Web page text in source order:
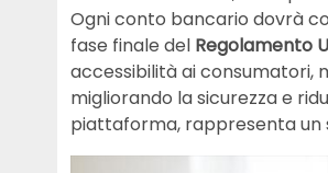
Ogni conto bancario dovrà
fase finale del Regolamento
accessibilità ai consumatori,
migliorando la sicurezza e
piattaforma, rappresenta un